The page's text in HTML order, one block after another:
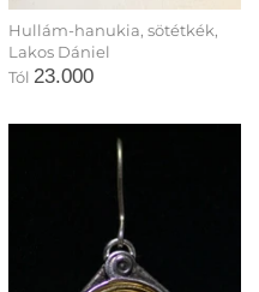
Hullám-hanukia, sötétkék,
Lakos Dániel
Tól 23.000